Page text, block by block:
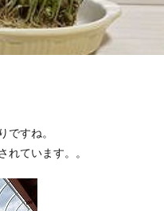
ですね。
れています。。